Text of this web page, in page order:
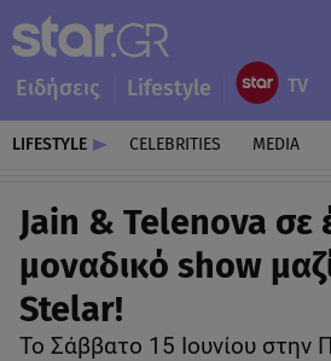
Ειδήσεις Lifestyle
LIFESTYLE CELEBRITIES MEDIA
Jain & Telenova σε
μοναδικό show
Stelar!
Το Σάββατο 15 Ιουνίου στην